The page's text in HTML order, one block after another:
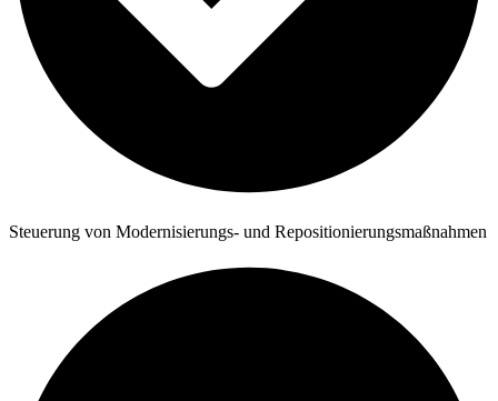
Steuerung von Modernisierungs- und Repositionierungsmaßnahmen